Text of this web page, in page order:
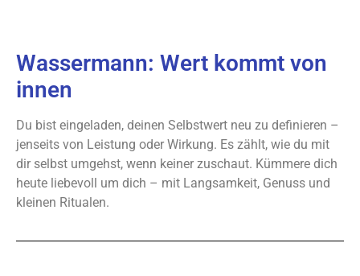
Wassermann: Wert kommt von
innen
Du bist eingeladen, deinen Selbstwert neu zu definieren –
jenseits von Leistung oder Wirkung. Es zählt, wie du mit
dir selbst umgehst, wenn keiner zuschaut. Kümmere dich
heute liebevoll um dich – mit Langsamkeit, Genuss und
kleinen Ritualen.